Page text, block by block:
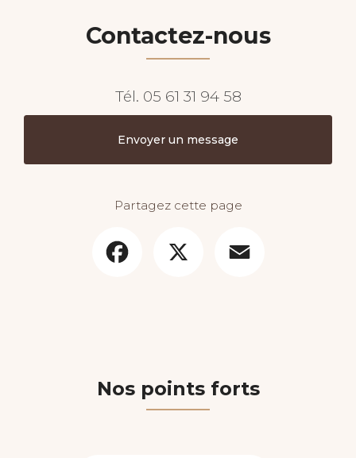
Contactez-nous
Tél. 05 61 31 94 58
Envoyer un message
Partagez cette page
Nos points forts